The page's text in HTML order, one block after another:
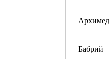
Архимед
Бабрий